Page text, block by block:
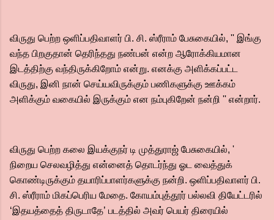
விருது பெற்ற ஒளிப்பதிவாளர் பி. சி. ஸ்ரீராம் பேசுகையில், '' இங்கு
வந்த பிறகுதான் தெரிந்தது நண்பன் என்ற ஆரோக்கியமான
இடத்திற்கு வந்திருக்கிறோம் என்று. எனக்கு அளிக்கப்பட்ட
விருது, இனி நான் செய்யவிருக்கும் பணிகளுக்கு ஊக்கம்
அளிக்கும் வகையில் இருக்கும் என நம்புகிறேன் நன்றி '' என்றார்.
விருது பெற்ற கலை இயக்குநர் டி முத்துராஜ் பேசுகையில், '
நிறைய செலவழித்து என்னைத் தொடர்ந்து ஓட வைத்துக்
கொண்டிருக்கும் தயாரிப்பாளர்களுக்கு நன்றி. ஒளிப்பதிவாளர் பி.
சி. ஸ்ரீராம் மிகப்பெரிய மேதை. கோயம்புத்தூர் பல்லவி தியேட்டரில்
‘இதயத்தைத் திருடாதே’ படத்தில் அவர் பெயர் திரையில்